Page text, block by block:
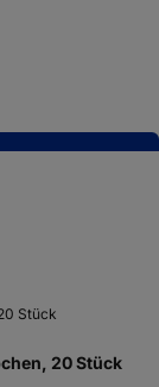
20 Stück